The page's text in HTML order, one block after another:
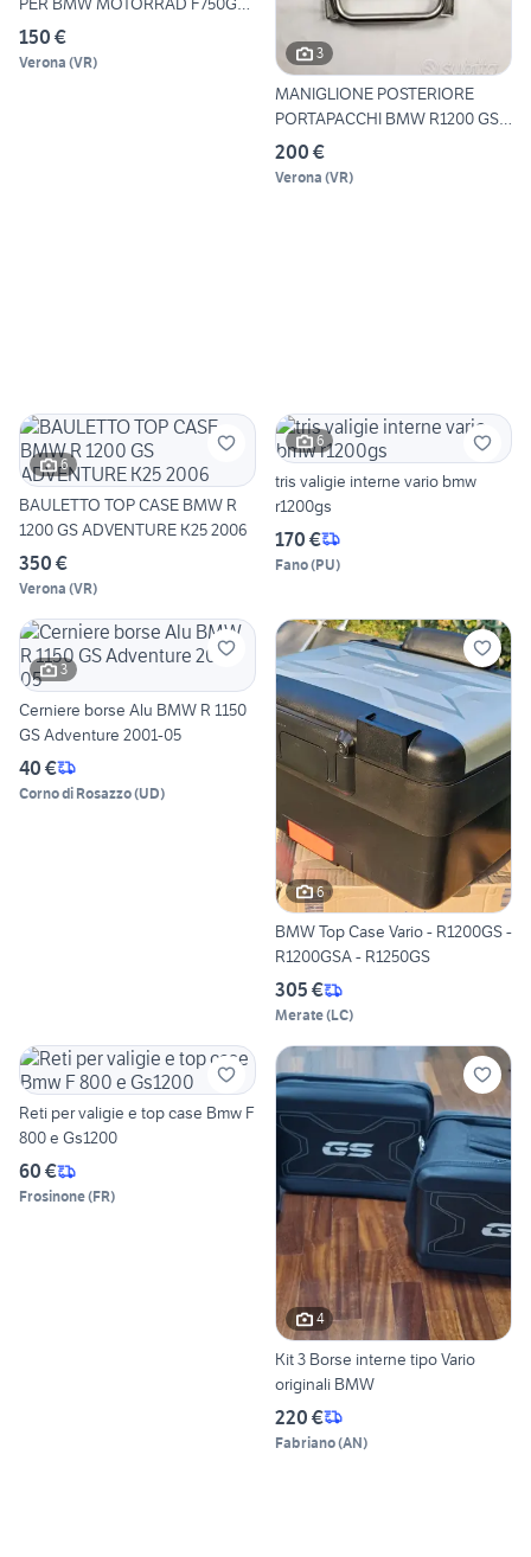
F
150 €
Verona (VR) 3
MANIGLIONE POSTERIORE
PORTAPACCHI BMW R1200 GS
200
200 €
Verona (VR)
6
BAULETTO TOP CASE BMW R
1200 GS ADVENTURE K25 2006
350 €
Verona (VR)
6
tris valigie interne vario bmw
r1200gs
170 €
Fano(PU)
3
Cerniere borse Alu BMW R 1150
GS Adventure 2001-05
40 €
Corno di Rosazzo(UD)
6
BMW Top Case Vario - R1200GS -
R1200GSA - R1250GS
305 €
Merate(LC)
Reti per valigie e top case Bmw F
800 e Gs1200
60 €
Frosinone(FR)
4
Kit 3 Borse interne tipo Vario
originali BMW
220 €
Fabriano(AN)